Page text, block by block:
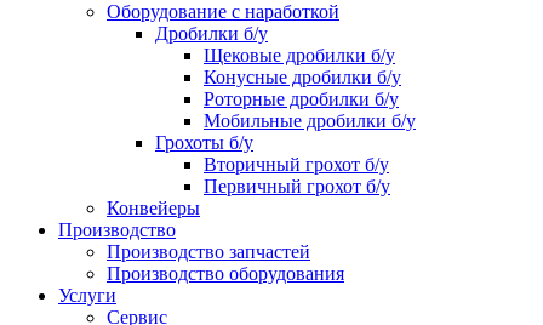
Оборудование с наработкой
Дробилки б/у
Щековые дробилки б/у
Конусные дробилки б/у
Роторные дробилки б/у
Мобильные дробилки б/у
Грохоты б/у
Вторичный грохот б/у
Первичный грохот б/у
Конвейеры
Производство
Производство запчастей
Производство оборудования
Услуги
Сервис